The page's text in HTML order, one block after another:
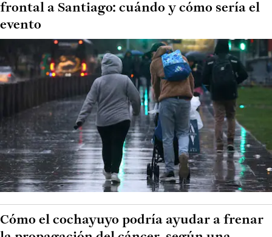
frontal a Santiago: cuándo y cómo sería el
evento
Cómo el cochayuyo podría ayudar a frenar